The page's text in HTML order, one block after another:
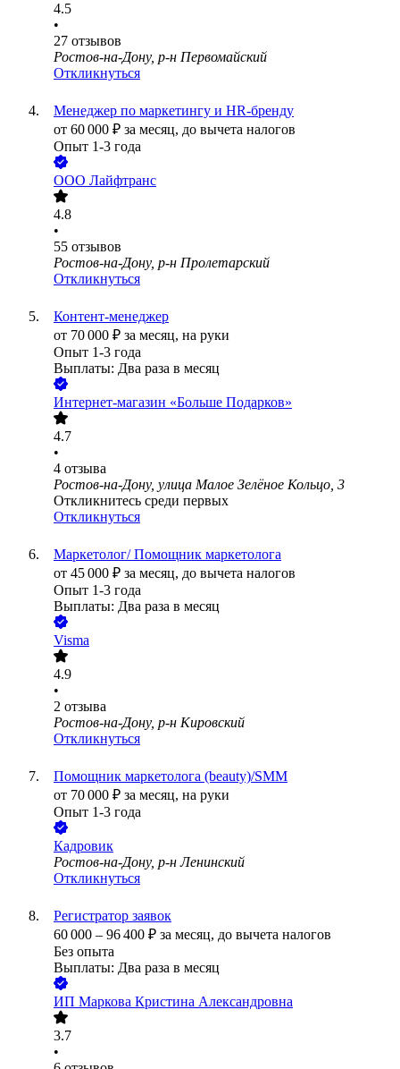
4.5
•
27 отзывов
Ростов-на-Дону, р-н Первомайский
Откликнуться
Менеджер по маркетингу и HR-бренду
от 60 000 ₽ за месяц, до вычета налогов
Опыт 1-3 года
ООО Лайфтранс
4.8
•
55 отзывов
Ростов-на-Дону, р-н Пролетарский
Откликнуться
Контент-менеджер
от 70 000 ₽ за месяц, на руки
Опыт 1-3 года
Выплаты: Два раза в месяц
Интернет-магазин «Больше Подарков»
4.7
•
4 отзыва
Ростов-на-Дону, улица Малое Зелёное Кольцо, 3
Откликнитесь среди первых
Откликнуться
Маркетолог/ Помощник маркетолога
от 45 000 ₽ за месяц, до вычета налогов
Опыт 1-3 года
Выплаты: Два раза в месяц
Visma
4.9
•
2 отзыва
Ростов-на-Дону, р-н Кировский
Откликнуться
Помощник маркетолога (beauty)/SMM
от 70 000 ₽ за месяц, на руки
Опыт 1-3 года
Кадровик
Ростов-на-Дону, р-н Ленинский
Откликнуться
Регистратор заявок
60 000 – 96 400 ₽ за месяц, до вычета налогов
Без опыта
Выплаты: Два раза в месяц
ИП Маркова Кристина Александровна
3.7
•